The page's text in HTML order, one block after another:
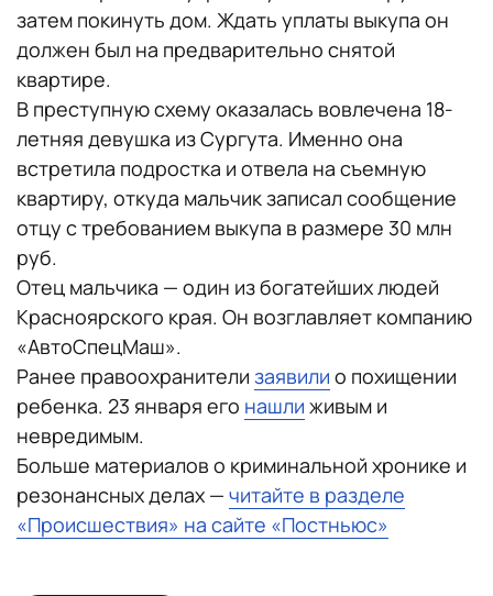
затем покинуть дом. Ждать уплаты выкупа он
должен был на предварительно снятой
квартире.
В преступную схему оказалась вовлечена 18-
летняя девушка из Сургута. Именно она
встретила подростка и отвела на съемную
квартиру, откуда мальчик записал сообщение
отцу с требованием выкупа в размере 30 млн
руб.
Отец мальчика — один из богатейших людей
Красноярского края. Он возглавляет компанию
«АвтоСпецМаш».
Ранее правоохранители заявили о похищении
ребенка. 23 января его нашли живым и
невредимым.
Больше материалов о криминальной хронике и
резонансных делах — читайте в разделе
«Происшествия» на сайте «Постньюс»